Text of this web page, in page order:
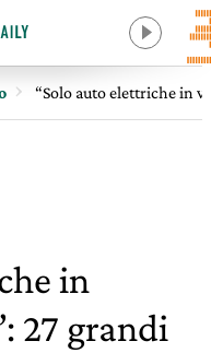
“Solo auto elettriche in
in
27 grandi